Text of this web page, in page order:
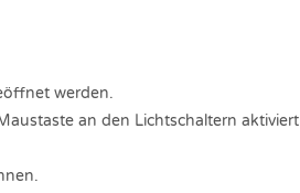
werden.
an den Lichtschaltern aktiviert